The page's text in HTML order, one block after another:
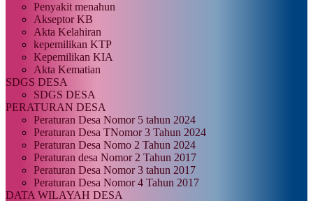
Penyakit menahun
Akseptor KB
Akta Kelahiran
kepemilikan KTP
Kepemilikan KIA
Akta Kematian
SDGS DESA
SDGS DESA
PERATURAN DESA
Peraturan Desa Nomor 5 tahun 2024
Peraturan Desa TNomor 3 Tahun 2024
Peraturan Desa Nomo 2 Tahun 2024
Peraturan desa Nomor 2 Tahun 2017
Peraturan Desa Nomor 3 tahun 2017
Peraturan Desa Nomor 4 Tahun 2017
DATA WILAYAH DESA